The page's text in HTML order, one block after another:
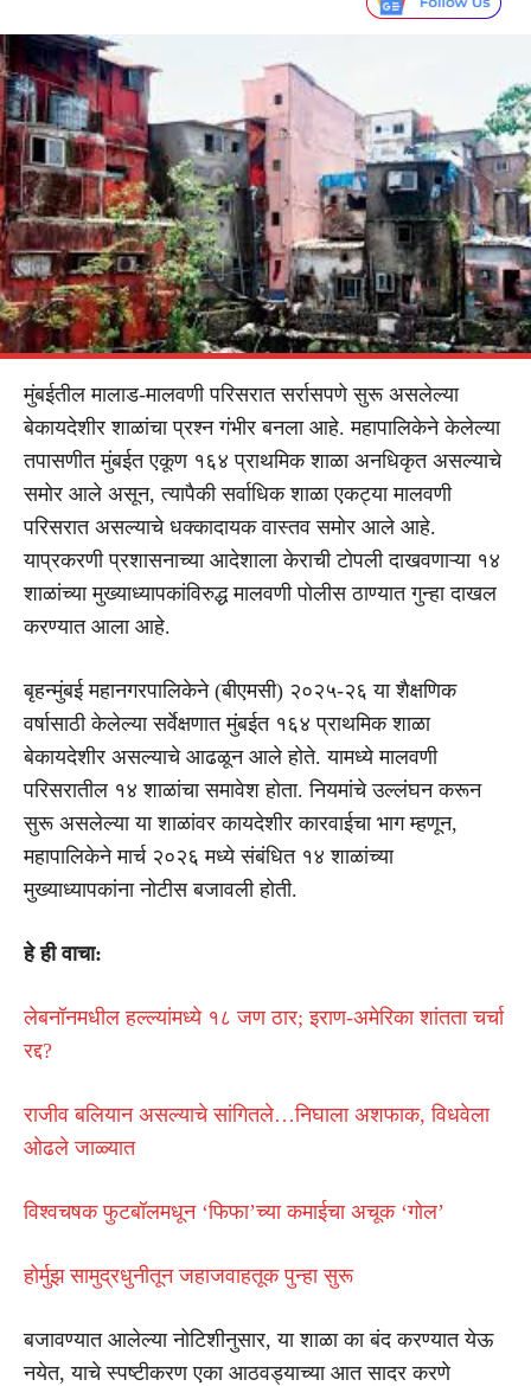
मुंबईतील मालाड-मालवणी परिसरात सर्रासपणे सुरू असलेल्या
बेकायदेशीर शाळांचा प्रश्न गंभीर बनला आहे. महापालिकेने केलेल्या
तपासणीत मुंबईत एकूण १६४ प्राथमिक शाळा अनधिकृत असल्याचे
समोर आले असून, त्यापैकी सर्वाधिक शाळा एकट्या मालवणी
परिसरात असल्याचे धक्कादायक वास्तव समोर आले आहे.
याप्रकरणी प्रशासनाच्या आदेशाला केराची टोपली दाखवणाऱ्या १४
शाळांच्या मुख्याध्यापकांविरुद्ध मालवणी पोलीस ठाण्यात गुन्हा दाखल
करण्यात आला आहे.
बृहन्मुंबई महानगरपालिकेने (बीएमसी) २०२५-२६ या शैक्षणिक
वर्षासाठी केलेल्या सर्वेक्षणात मुंबईत १६४ प्राथमिक शाळा
बेकायदेशीर असल्याचे आढळून आले होते. यामध्ये मालवणी
परिसरातील १४ शाळांचा समावेश होता. नियमांचे उल्लंघन करून
सुरू असलेल्या या शाळांवर कायदेशीर कारवाईचा भाग म्हणून,
महापालिकेने मार्च २०२६ मध्ये संबंधित १४ शाळांच्या
मुख्याध्यापकांना नोटीस बजावली होती.
हे ही वाचा:
लेबनॉनमधील हल्ल्यांमध्ये १८ जण ठार; इराण-अमेरिका शांतता चर्चा
रद्द?
राजीव बलियान असल्याचे सांगितले…निघाला अशफाक, विधवेला
ओढले जाळ्यात
विश्वचषक फुटबॉलमधून ‘फिफा’च्या कमाईचा अचूक ‘गोल’
होर्मुझ सामुद्रधुनीतून जहाजवाहतूक पुन्हा सुरू
बजावण्यात आलेल्या नोटिशीनुसार, या शाळा का बंद करण्यात येऊ
नयेत, याचे स्पष्टीकरण एका आठवड्याच्या आत सादर करणे